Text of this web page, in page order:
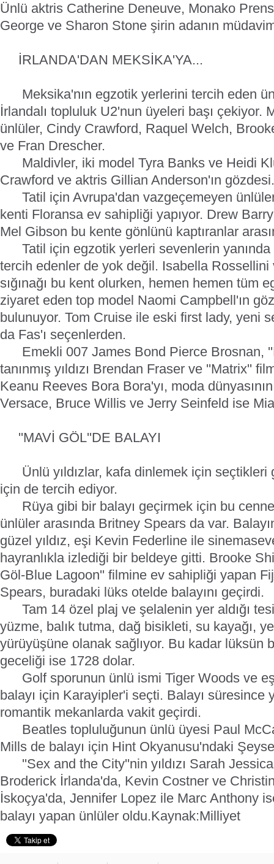
Ünlü aktris Catherine Deneuve, Monako
George ve Sharon Stone şirin adanın
İRLANDA'DAN MEKSİKA'YA...
Meksika'nın egzotik yerlerini tercih eden
İrlandalı topluluk U2'nun üyeleri başı çekiyor.
ünlüler, Cindy Crawford, Raquel Welch,
ve Fran Drescher.
Maldivler, iki model Tyra Banks ve Heidi
Crawford ve aktris Gillian Anderson'ın gözdesi.
Tatil için Avrupa'dan vazgeçemeyen
kenti Floransa ev sahipliği yapıyor. Drew
Mel Gibson bu kente gönlünü kaptıranlar
Tatil için egzotik yerleri sevenlerin yanında
tercih edenler de yok değil. Isabella Rossellini
sığınağı bu kent olurken, hemen hemen tüm
ziyaret eden top model Naomi Campbell'ın
bulunuyor. Tom Cruise ile eski first lady, yeni
da Fas'ı seçenlerden.
Emekli 007 James Bond Pierce Brosnan,
tanınmış yıldızı Brendan Fraser ve ''Matrix''
Keanu Reeves Bora Bora'yı, moda
Versace, Bruce Willis ve Jerry Seinfeld ise
''MAVİ GÖL''DE BALAYI
Ünlü yıldızlar, kafa dinlemek için seçtikleri
için de tercih ediyor.
Rüya gibi bir balayı geçirmek için bu
ünlüler arasında Britney Spears da var.
güzel yıldız, eşi Kevin Federline ile
hayranlıkla izlediği bir beldeye gitti. Brooke
Göl-Blue Lagoon'' filmine ev sahipliği yapan
Spears, buradaki lüks otelde balayını geçirdi.
Tam 14 özel plaj ve şelalenin yer aldığı
yüzme, balık tutma, dağ bisikleti, su kayağı,
yürüyüşüne olanak sağlıyor. Bu kadar lüksün
geceliği ise 1728 dolar.
Golf sporunun ünlü ismi Tiger Woods ve
balayı için Karayipler'i seçti. Balayı süresince
romantik mekanlarda vakit geçirdi.
Beatles topluluğunun ünlü üyesi Paul
Mills de balayı için Hint Okyanusu'ndaki
''Sex and the City''nin yıldızı Sarah
Broderick İrlanda'da, Kevin Costner ve
İskoçya'da, Jennifer Lopez ile Marc Anthony
balayı yapan ünlüler oldu.Kaynak:Milliyet